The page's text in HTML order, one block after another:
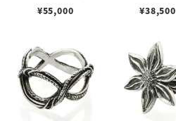
ット
¥55,000 ¥38,500